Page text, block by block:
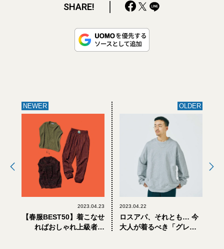
SHARE!
NEWER
2023.04.23
【春服BEST50】着こなせ
ればおしゃれ上級者認
OLDER
2023.04.22
ロスアパ、それとも… 今
大人が着るべき「グレー